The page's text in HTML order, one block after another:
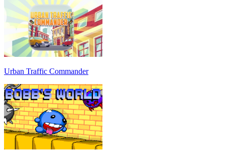
Urban Traffic Commander